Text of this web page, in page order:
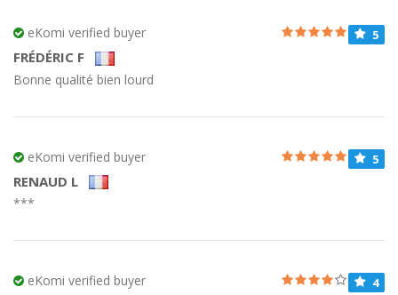
eKomi verified buyer
FRÉDÉRIC F
5
Bonne qualité bien lourd
eKomi verified buyer
RENAUD L
5
***
eKomi verified buyer 4